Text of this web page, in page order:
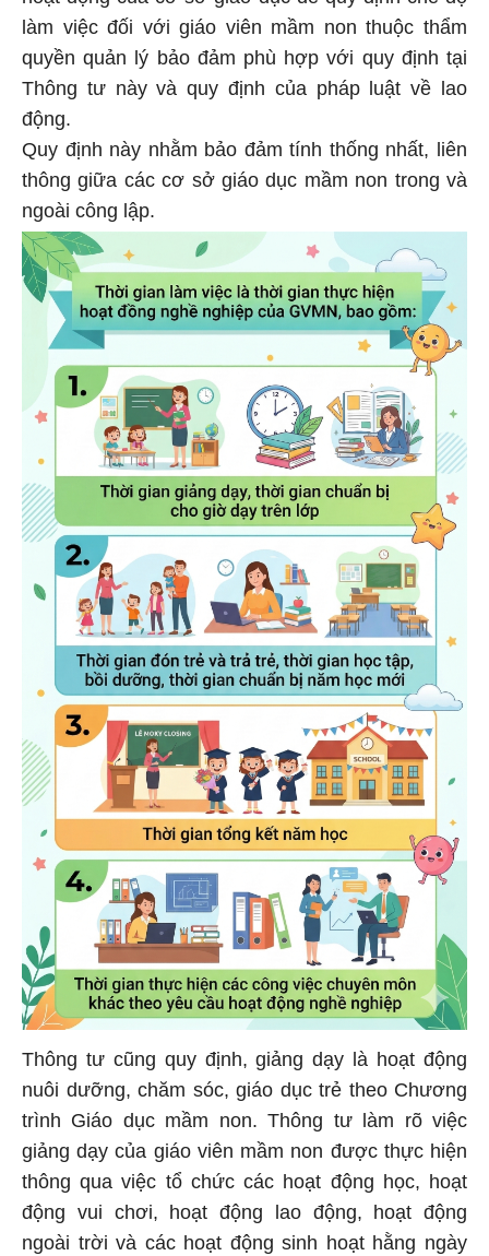
làm việc đối với giáo viên mầm non thuộc thẩm
quyền quản lý bảo đảm phù hợp với quy định tại
Thông tư này và quy định của pháp luật về lao
động.
Quy định này nhằm bảo đảm tính thống nhất, liên
thông giữa các cơ sở giáo dục mầm non trong và
ngoài công lập.
Thông tư cũng quy định, giảng dạy là hoạt động
nuôi dưỡng, chăm sóc, giáo dục trẻ theo Chương
trình Giáo dục mầm non. Thông tư làm rõ việc
giảng dạy của giáo viên mầm non được thực hiện
thông qua việc tổ chức các hoạt động học, hoạt
động vui chơi, hoạt động lao động, hoạt động
ngoài trời và các hoạt động sinh hoạt hằng ngày